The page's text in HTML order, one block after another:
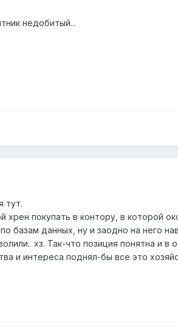
недобитый...
тут.
покупать в контору, в которой
базам данных, ну и заодно на него
хз. Так-что позиция понятна и
и интереса поднял-бы все это